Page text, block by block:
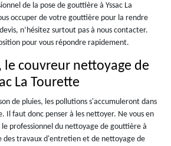
de la pose de gouttière à Yssac La
occuper de votre gouttière pour la rendre
n’hésitez surtout pas à nous contacter.
pour vous répondre rapidement.
le couvreur nettoyage de
La Tourette
de pluies, les pollutions s'accumuleront dans
Il faut donc penser à les nettoyer. Ne vous en
professionnel du nettoyage de gouttière à
des travaux d'entretien et de nettoyage de